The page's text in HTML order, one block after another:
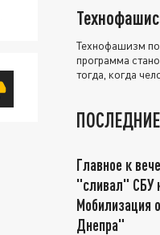
Технофашизм
программа
тогда, когда
Главное к
"сливал" СБУ
Мобилизация
Днепра"